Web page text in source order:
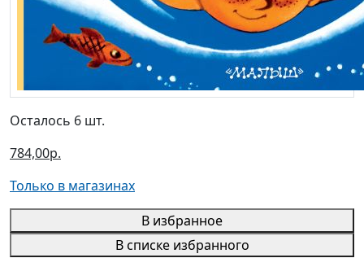
Осталось 6 шт.
784,00р.
Только в магазинах
В избранное
В списке избранного